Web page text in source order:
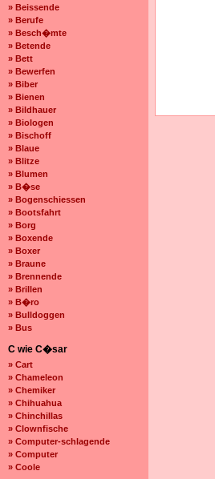
» Beissende
» Berufe
» Besch�mte
» Betende
» Bett
» Bewerfen
» Biber
» Bienen
» Bildhauer
» Biologen
» Bischoff
» Blaue
» Blitze
» Blumen
» B�se
» Bogenschiessen
» Bootsfahrt
» Borg
» Boxende
» Boxer
» Braune
» Brennende
» Brillen
» B�ro
» Bulldoggen
» Bus
C wie C�sar
» Cart
» Chameleon
» Chemiker
» Chihuahua
» Chinchillas
» Clownfische
» Computer-schlagende
» Computer
» Coole